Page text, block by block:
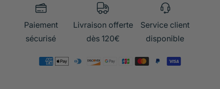
Paiement
sécurisé
Livraison offerte
dès 120€
Service client
disponible